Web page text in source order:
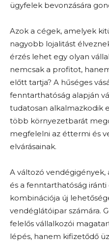
ügyfelek bevonzására
Azok a cégek, amelyek
nagyobb lojalitást
érzés lehet egy olyan
nemcsak a profitot,
előtt tartja? A hűséges
fenntarthatóság alapján
tudatosan alkalmazkodik
több környezetbarát
megfelelni az éttermi és
elvárásainak.
A változó vendégigények,
és a fenntarthatóság
kombinációja új
vendéglátóipar számára.
felelős vállalkozói
lépés, hanem kifizetődő